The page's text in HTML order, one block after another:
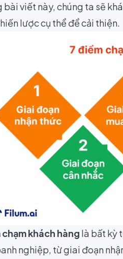
bài viết này, chúng ta sẽ
lược cụ thể để cải thiện.
khách hàng là bất kỳ
nghiệp, từ giai đoạn